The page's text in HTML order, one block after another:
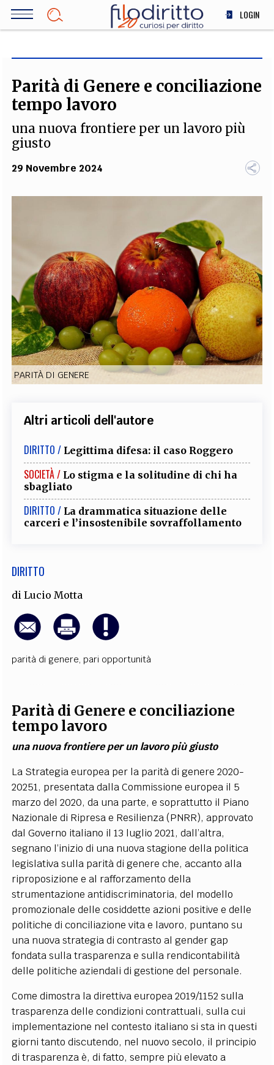
Salta
LOGIN
SOCIETÀ
STORIA E FILOSOFIA
COMITATO SCIENTIFICO AUTORI CURATORI
FOTOGRAFI
PARTNER COLLABORA CON NOI
EXTRA
CODICI RUBRICHE LIBRI PROCEEDINGS PUBBLICITÀ CONTATTI
SOCIAL MEDIA
Parità di Genere e conciliazione
tempo lavoro
una nuova frontiere per un lavoro più
giusto
29 Novembre 2024
PARITÀ DI GENERE
Altri articoli dell'autore
DIRITTO / Legittima difesa: il caso Roggero
SOCIETÀ / Lo stigma e la solitudine di chi ha
sbagliato
DIRITTO / La drammatica situazione delle
carceri e l’insostenibile sovraffollamento
DIRITTO
diLucio Motta
parità di genere, pari opportunità
Parità di Genere e conciliazione
tempo lavoro
una nuova frontiere per un lavoro più giusto
La Strategia europea per la parità di genere 2020-
20251, presentata dalla Commissione europea il 5
marzo del 2020, da una parte, e soprattutto il Piano
Nazionale di Ripresa e Resilienza (PNRR), approvato
dal Governo italiano il 13 luglio 2021, dall’altra,
segnano l’inizio di una nuova stagione della politica
legislativa sulla parità di genere che, accanto alla
riproposizione e al rafforzamento della
strumentazione antidiscriminatoria, del modello
promozionale delle cosiddette azioni positive e delle
politiche di conciliazione vita e lavoro, puntano su
una nuova strategia di contrasto al gender gap
fondata sulla trasparenza e sulla rendicontabilità
delle politiche aziendali di gestione del personale.
Come dimostra la direttiva europea 2019/1152 sulla
trasparenza delle condizioni contrattuali, sulla cui
implementazione nel contesto italiano si sta in questi
giorni tanto discutendo, nel nuovo secolo, il principio
di trasparenza è, di fatto, sempre più elevato a